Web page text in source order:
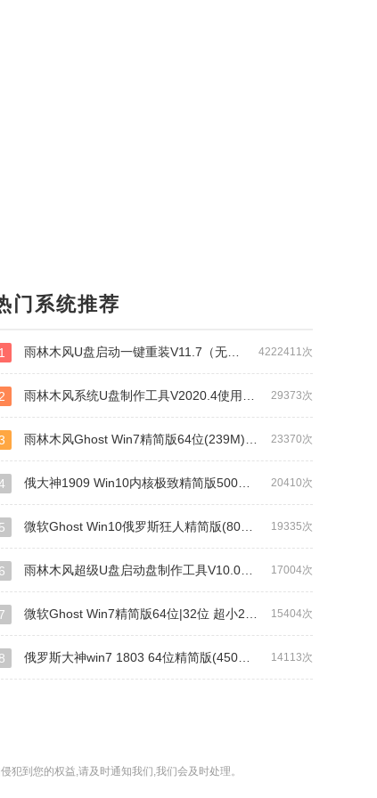
门系统推荐
4222411次
1 雨林木风U盘启动一键重装V11.7（无损网络版）
29373次
2 雨林木风系统U盘制作工具V2020.4使用教程+下载
23370次
雨林木风Ghost Win7精简版64位(239M)终极纯净版镜像下载 v2021.05
20410次
俄大神1909 Win10内核极致精简版500MB系统下载 v2021.03
19335次
5 微软Ghost Win10俄罗斯狂人精简版(800M)64位系统下载 v2021.06
17004次
6 雨林木风超级U盘启动盘制作工具V10.0（无损网络版）
15404次
7 微软Ghost Win7精简版64位|32位 超小239M终极纯净版 v2021.06
14113次
8 俄罗斯大神win7 1803 64位精简版(450M)镜像下载 v2021.06
到您的权益,请及时通知我们,我们会及时处理。